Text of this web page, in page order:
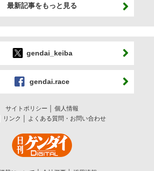
最新記事をもっと見る
gendai_keiba
gendai.race
サイトポリシー
個人情報
リンク よくある質問・お問い合わせ